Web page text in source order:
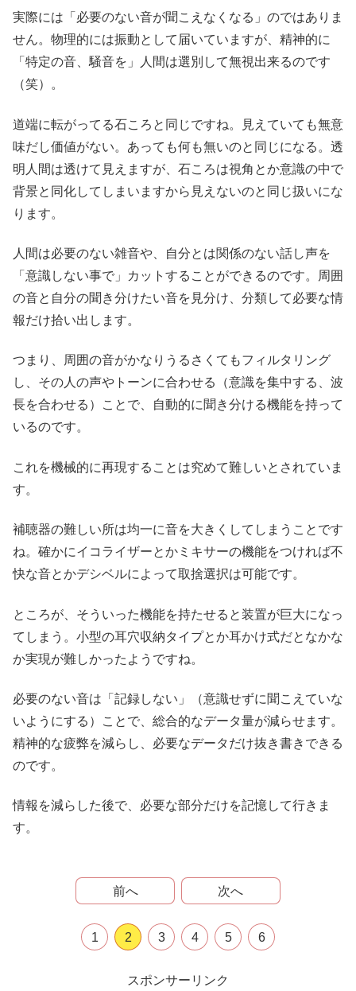
実際には「必要のない音が聞こえなくなる」のではありま
せん。物理的には振動として届いていますが、精神的に
「特定の音、騒音を」人間は選別して無視出来るのです
（笑）。
道端に転がってる石ころと同じですね。見えていても無意
味だし価値がない。あっても何も無いのと同じになる。透
明人間は透けて見えますが、石ころは視角とか意識の中で
背景と同化してしまいますから見えないのと同じ扱いにな
ります。
人間は必要のない雑音や、自分とは関係のない話し声を
「意識しない事で」カットすることができるのです。周囲
の音と自分の聞き分けたい音を見分け、分類して必要な情
報だけ拾い出します。
つまり、周囲の音がかなりうるさくてもフィルタリング
し、その人の声やトーンに合わせる（意識を集中する、波
長を合わせる）ことで、自動的に聞き分ける機能を持って
いるのです。
これを機械的に再現することは究めて難しいとされていま
す。
補聴器の難しい所は均一に音を大きくしてしまうことです
ね。確かにイコライザーとかミキサーの機能をつければ不
快な音とかデシベルによって取捨選択は可能です。
ところが、そういった機能を持たせると装置が巨大になっ
てしまう。小型の耳穴収納タイプとか耳かけ式だとなかな
か実現が難しかったようですね。
必要のない音は「記録しない」（意識せずに聞こえていな
いようにする）ことで、総合的なデータ量が減らせます。
精神的な疲弊を減らし、必要なデータだけ抜き書きできる
のです。
情報を減らした後で、必要な部分だけを記憶して行きま
す。
前へ 次へ
1 2 3 4 5 6
スポンサーリンク